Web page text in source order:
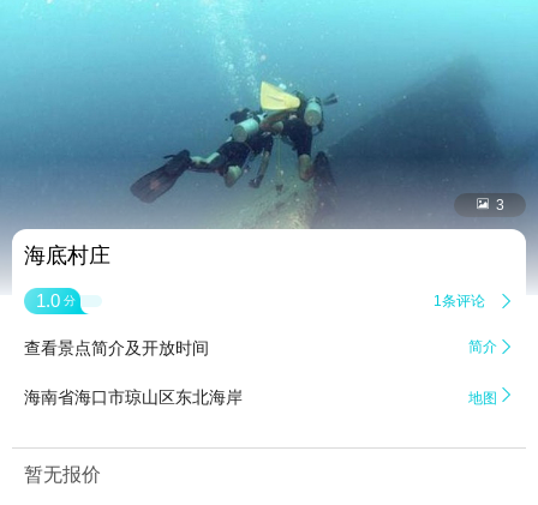
 3
海底村庄
1.0 分 1条评论 
查看景点简介及开放时间 简介 
海南省海口市琼山区东北海岸 地图 
暂无报价